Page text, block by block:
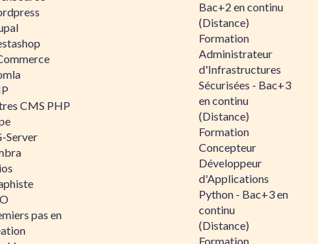
CMS PHP
Server
pas en
Bac+2 en continu
(Distance)
Formation
Administrateur
d'Infrastructures
Sécurisées - Bac+3
en continu
(Distance)
Formation
Concepteur
Développeur
d'Applications
Python - Bac+3 en
continu
(Distance)
Formation